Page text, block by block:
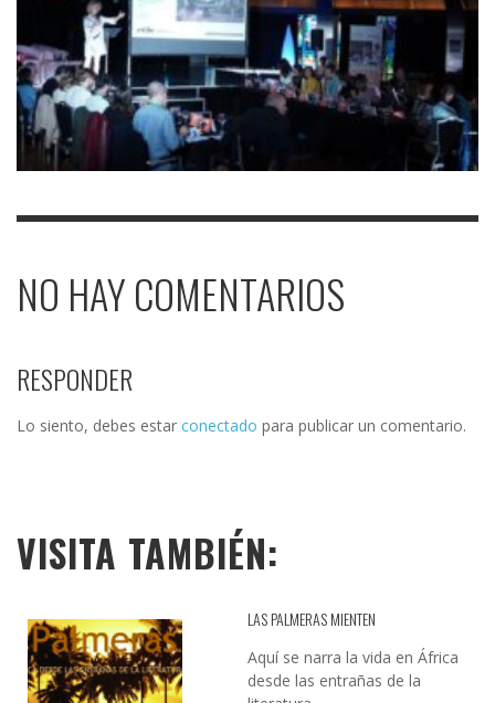
NO HAY COMENTARIOS
RESPONDER
Lo siento, debes estar conectado para publicar un comentario.
VISITA TAMBIÉN:
LAS PALMERAS MIENTEN
Aquí se narra la vida en África
desde las entrañas de la